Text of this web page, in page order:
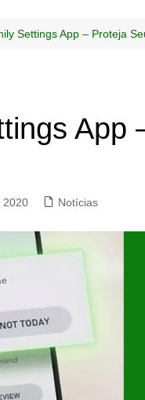
Settings App – Proteja
App
2020 Notícias